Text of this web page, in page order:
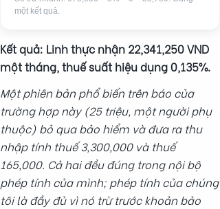
một kết quả.
Kết quả: Linh thực nhận 22,341,250 VND
một tháng, thuế suất hiệu dụng 0,135%.
Một phiên bản phổ biến trên báo của
trường hợp này (25 triệu, một người phụ
thuộc) bỏ qua bảo hiểm và đưa ra thu
nhập tính thuế 3,300,000 và thuế
165,000. Cả hai đều đúng trong nội bộ
phép tính của mình; phép tính của chúng
tôi là đầy đủ vì nó trừ trước khoản bảo